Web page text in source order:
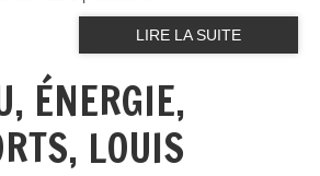
LIRE LA SUITE
ÉNERGIE,
LOUIS